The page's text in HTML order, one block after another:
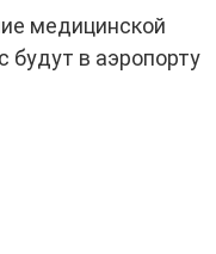
медицинской
будут в аэропорту